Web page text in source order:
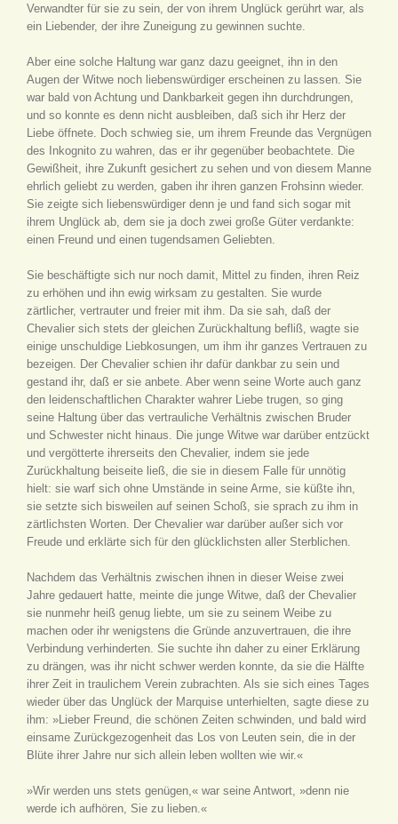
Verwandter für sie zu sein, der von ihrem Unglück gerührt war, als
ein Liebender, der ihre Zuneigung zu gewinnen suchte.
Aber eine solche Haltung war ganz dazu geeignet, ihn in den
Augen der Witwe noch liebenswürdiger erscheinen zu lassen. Sie
war bald von Achtung und Dankbarkeit gegen ihn durchdrungen,
und so konnte es denn nicht ausbleiben, daß sich ihr Herz der
Liebe öffnete. Doch schwieg sie, um ihrem Freunde das Vergnügen
des Inkognito zu wahren, das er ihr gegenüber beobachtete. Die
Gewißheit, ihre Zukunft gesichert zu sehen und von diesem Manne
ehrlich geliebt zu werden, gaben ihr ihren ganzen Frohsinn wieder.
Sie zeigte sich liebenswürdiger denn je und fand sich sogar mit
ihrem Unglück ab, dem sie ja doch zwei große Güter verdankte:
einen Freund und einen tugendsamen Geliebten.
Sie beschäftigte sich nur noch damit, Mittel zu finden, ihren Reiz
zu erhöhen und ihn ewig wirksam zu gestalten. Sie wurde
zärtlicher, vertrauter und freier mit ihm. Da sie sah, daß der
Chevalier sich stets der gleichen Zurückhaltung befliß, wagte sie
einige unschuldige Liebkosungen, um ihm ihr ganzes Vertrauen zu
bezeigen. Der Chevalier schien ihr dafür dankbar zu sein und
gestand ihr, daß er sie anbete. Aber wenn seine Worte auch ganz
den leidenschaftlichen Charakter wahrer Liebe trugen, so ging
seine Haltung über das vertrauliche Verhältnis zwischen Bruder
und Schwester nicht hinaus. Die junge Witwe war darüber entzückt
und vergötterte ihrerseits den Chevalier, indem sie jede
Zurückhaltung beiseite ließ, die sie in diesem Falle für unnötig
hielt: sie warf sich ohne Umstände in seine Arme, sie küßte ihn,
sie setzte sich bisweilen auf seinen Schoß, sie sprach zu ihm in
zärtlichsten Worten. Der Chevalier war darüber außer sich vor
Freude und erklärte sich für den glücklichsten aller Sterblichen.
Nachdem das Verhältnis zwischen ihnen in dieser Weise zwei
Jahre gedauert hatte, meinte die junge Witwe, daß der Chevalier
sie nunmehr heiß genug liebte, um sie zu seinem Weibe zu
machen oder ihr wenigstens die Gründe anzuvertrauen, die ihre
Verbindung verhinderten. Sie suchte ihn daher zu einer Erklärung
zu drängen, was ihr nicht schwer werden konnte, da sie die Hälfte
ihrer Zeit in traulichem Verein zubrachten. Als sie sich eines Tages
wieder über das Unglück der Marquise unterhielten, sagte diese zu
ihm: »Lieber Freund, die schönen Zeiten schwinden, und bald wird
einsame Zurückgezogenheit das Los von Leuten sein, die in der
Blüte ihrer Jahre nur sich allein leben wollten wie wir.«
»Wir werden uns stets genügen,« war seine Antwort, »denn nie
werde ich aufhören, Sie zu lieben.«